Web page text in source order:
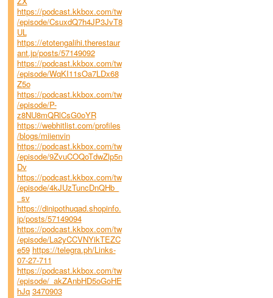
https://podcast.kkbox.com/tw
/episode/CsuxdQ7h4JP3JvT8
UL
https://etotengalihi.therestaur
ant.jp/posts/57149092
https://podcast.kkbox.com/tw
/episode/WqKI11sOa7LDx68
Z5o
https://podcast.kkbox.com/tw
/episode/P-
z8NU8mQRlCsG0oYR
https://webhitlist.com/profiles
/blogs/miienvin
https://podcast.kkbox.com/tw
/episode/9ZvuCOQoTdwZlp5n
Dv
https://podcast.kkbox.com/tw
/episode/4kJUzTuncDnQHb_
_sv
https://dinipothuqad.shopinfo.
jp/posts/57149094
https://podcast.kkbox.com/tw
/episode/La2yCCVNYikTEZC
e59 https://telegra.ph/Links-
07-27-711
https://podcast.kkbox.com/tw
/episode/_akZAnbHD5oGoHE
hJq 3470903